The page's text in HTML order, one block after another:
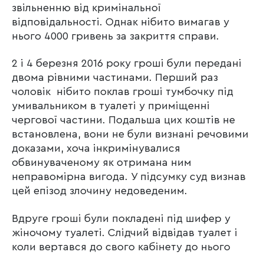
звільненню від кримінальної
відповідальності. Однак нібито вимагав у
нього 4000 гривень за закриття справи.
2 і 4 березня 2016 року гроші були передані
двома рівними частинами. Перший раз
чоловік нібито поклав гроші тумбочку під
умивальником в туалеті у приміщенні
чергової частини. Подальша цих коштів не
встановлена, вони не були визнані речовими
доказами, хоча інкримінувалися
обвинуваченому як отримана ним
неправомірна вигода. У підсумку суд визнав
цей епізод злочину недоведеним.
Вдруге гроші були покладені під шифер у
жіночому туалеті. Слідчий відвідав туалет і
коли вертався до свого кабінету до нього